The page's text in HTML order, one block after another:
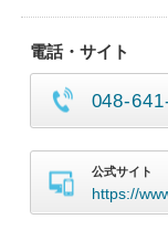
電話・サイト
048-
公式サイト
https://